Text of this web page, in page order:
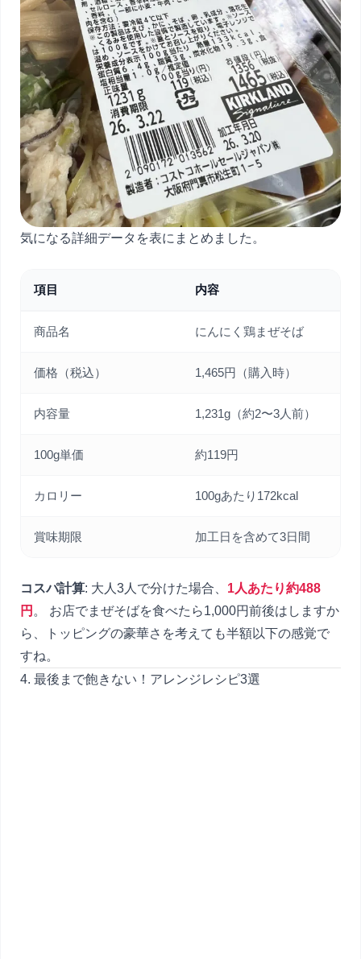
気になる詳細データを表にまとめました。
項目 内容
商品名 にんにく鶏まぜそば
価格（税込） 1,465円（購入時）
内容量 1,231g（約2〜3人前）
100g単価 約119円
カロリー 100gあたり172kcal
賞味期限 加工日を含めて3日間
コスパ計算: 大人3人で分けた場合、 1人あたり約488
円 。 お店でまぜそばを食べたら1,000円前後はしますか
ら、トッピングの豪華さを考えても半額以下の感覚で
すね。
4. 最後まで飽きない！アレンジレシピ3選